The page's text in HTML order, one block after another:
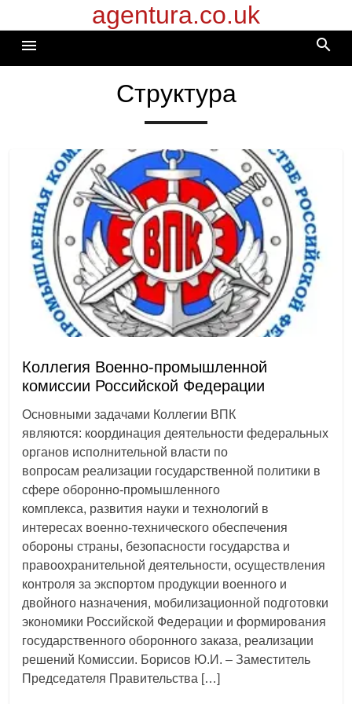
к
содержимому
agentura.co.uk
menu search
Структура
Коллегия Военно-промышленной
комиссии Российской Федерации
Основными задачами Коллегии ВПК
являются: координация деятельности федеральных
органов исполнительной власти по
вопросам реализации государственной политики в
сфере оборонно-промышленного
комплекса, развития науки и технологий в
интересах военно-технического обеспечения
обороны страны, безопасности государства и
правоохранительной деятельности, осуществления
контроля за экспортом продукции военного и
двойного назначения, мобилизационной подготовки
экономики Российской Федерации и формирования
государственного оборонного заказа, реализации
решений Комиссии. Борисов Ю.И. – Заместитель
Председателя Правительства […]